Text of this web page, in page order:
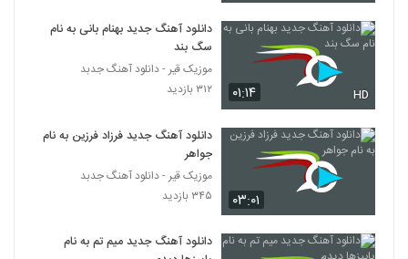
دانلود آهنگ سجاد حاتمی دلبر جذاب (Sajad
Hatami Delbar Jazab)
111
آهنگ آره آره از محمد رستمی(پاپ)
موزیک زیبای پاکت نامه از سپهر خلسه
۲,۰۹۳ بازدید
Meysam Ebrahimi Bighararam
۰۱:۱۴ HD
دانلود آهنگ جدید بهنام بانی به نام
سگ بند
موزیک قیر - دانلود آهنگ جدبد
۳۱۲ بازدید
۰۳:۰۱
دانلود آهنگ جدید فرزاد فرزین به نام
جواهر
موزیک قیر - دانلود آهنگ جدبد
۳۴۵ بازدید
دانلود آهنگ جدید میم تم به نام